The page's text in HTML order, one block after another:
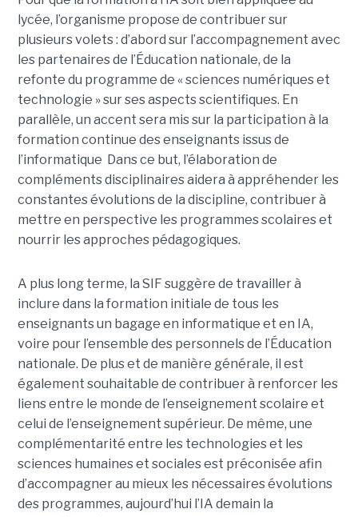
lycée, l’organisme propose de contribuer sur
plusieurs volets : d’abord sur l’accompagnement avec
les partenaires de l’Éducation nationale, de la
refonte du programme de « sciences numériques et
technologie » sur ses aspects scientifiques. En
parallèle, un accent sera mis sur la participation à la
formation continue des enseignants issus de
l’informatique Dans ce but, l’élaboration de
compléments disciplinaires aidera à appréhender les
constantes évolutions de la discipline, contribuer à
mettre en perspective les programmes scolaires et
nourrir les approches pédagogiques.
A plus long terme, la SIF suggère de travailler à
inclure dans la formation initiale de tous les
enseignants un bagage en informatique et en IA,
voire pour l’ensemble des personnels de l’Éducation
nationale. De plus et de manière générale, il est
également souhaitable de contribuer à renforcer les
liens entre le monde de l’enseignement scolaire et
celui de l’enseignement supérieur. De même, une
complémentarité entre les technologies et les
sciences humaines et sociales est préconisée afin
d’accompagner au mieux les nécessaires évolutions
des programmes, aujourd’hui l’IA demain la